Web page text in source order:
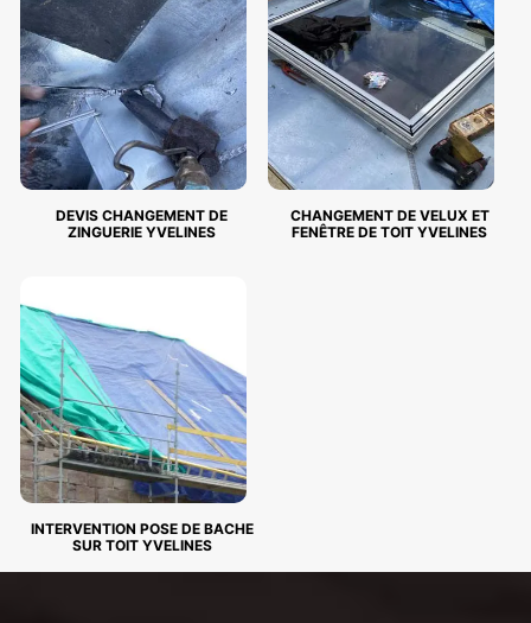
DEVIS CHANGEMENT DE
ZINGUERIE YVELINES
CHANGEMENT DE VELUX ET
FENÊTRE DE TOIT YVELINES
INTERVENTION POSE DE BACHE
SUR TOIT YVELINES